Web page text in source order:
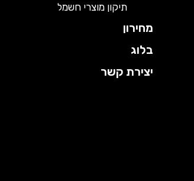
תיקון מוצרי חשמל
מחירון
בלוג
יצירת קשר